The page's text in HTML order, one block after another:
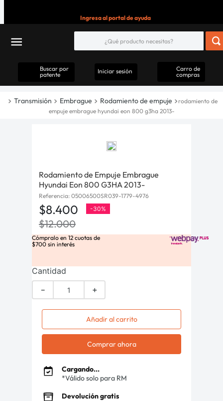
Ingresa al portal de ayuda
Buscar por
patente
Iniciar sesión
Carro de
compras
Transmisión Embrague Rodamiento de empuje
rodamiento de
empuje embrague hyundai eon 800 g3ha 2013-
Rodamiento de Empuje Embrague
Hyundai Eon 800 G3HA 2013-
Referencia: 05006500SR039-1779-4976
$8.400 -30%
$12.000
Cómpralo en 12 cuotas de
$700 sin interés
Cantidad
＋
－
Añadir al carrito
Comprar ahora
Cargando...
*Válido solo para RM
Devolución gratis